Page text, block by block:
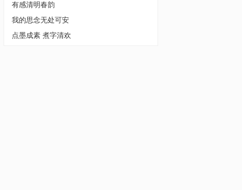
有感清明春韵
我的思念无处可安
点墨成素 煮字清欢